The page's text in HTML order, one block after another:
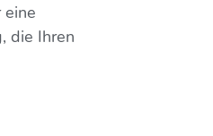
die Ihren